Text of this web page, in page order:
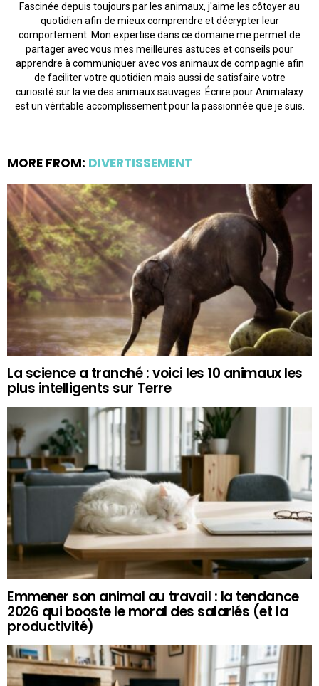
Fascinée depuis toujours par les animaux, j'aime les côtoyer au
quotidien afin de mieux comprendre et décrypter leur
comportement. Mon expertise dans ce domaine me permet de
partager avec vous mes meilleures astuces et conseils pour
apprendre à communiquer avec vos animaux de compagnie afin
de faciliter votre quotidien mais aussi de satisfaire votre
curiosité sur la vie des animaux sauvages. Écrire pour Animalaxy
est un véritable accomplissement pour la passionnée que je suis.
MORE FROM: DIVERTISSEMENT
La science a tranché : voici les 10 animaux les
plus intelligents sur Terre
Emmener son animal au travail : la tendance
2026 qui booste le moral des salariés (et la
productivité)